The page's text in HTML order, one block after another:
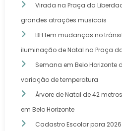
Virada na Praça da
grandes atrações musicais
BH tem mudanças no
iluminação de Natal na Praça
Semana em Belo Horizonte
variação de temperatura
Árvore de Natal de 42
em Belo Horizonte
Cadastro Escolar para